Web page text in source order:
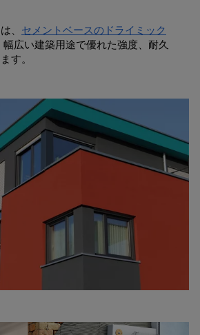
、 セメントベースのドライミック
広い建築用途で優れた強度、耐久
す。